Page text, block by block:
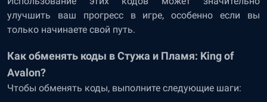
улучшить ваш прогресс в игре, особенно если вы
только начинаете свой путь.
Как обменять коды в Стужа и Пламя: King of
Avalon?
Чтобы обменять коды, выполните следующие шаги: